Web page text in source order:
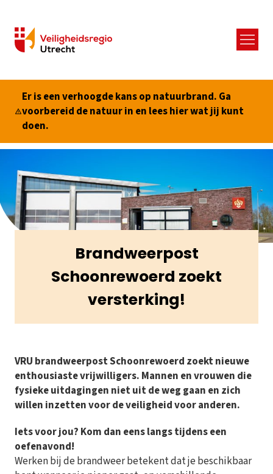
Menu
Er is een verhoogde kans op natuurbrand. Ga
voorbereid de natuur in en lees hier wat jij kunt
doen.
Brandweerpost
Schoonrewoerd zoekt
versterking!
VRU brandweerpost Schoonrewoerd zoekt nieuwe
enthousiaste vrijwilligers. Mannen en vrouwen die
fysieke uitdagingen niet uit de weg gaan en zich
willen inzetten voor de veiligheid voor anderen.
Iets voor jou? Kom dan eens langs tijdens een
oefenavond!
Werken bij de brandweer betekent dat je beschikbaar